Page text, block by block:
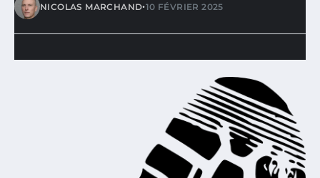
NICOLAS MARCHAND•10 FÉVRIER 2025